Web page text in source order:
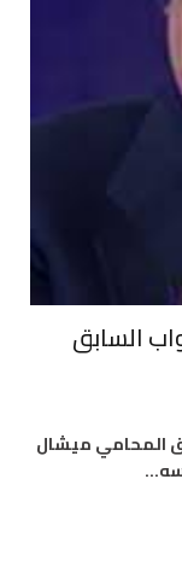
السابق
المحامي ميشال